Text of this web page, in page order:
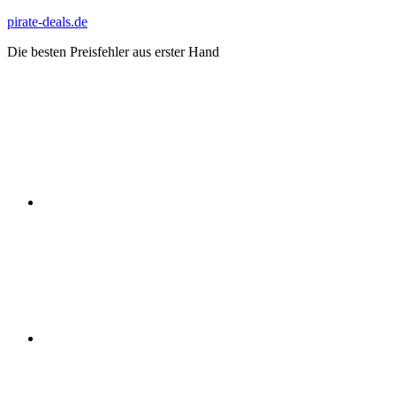
Zum
springen
pirate-deals.de
Die besten Preisfehler aus erster Hand